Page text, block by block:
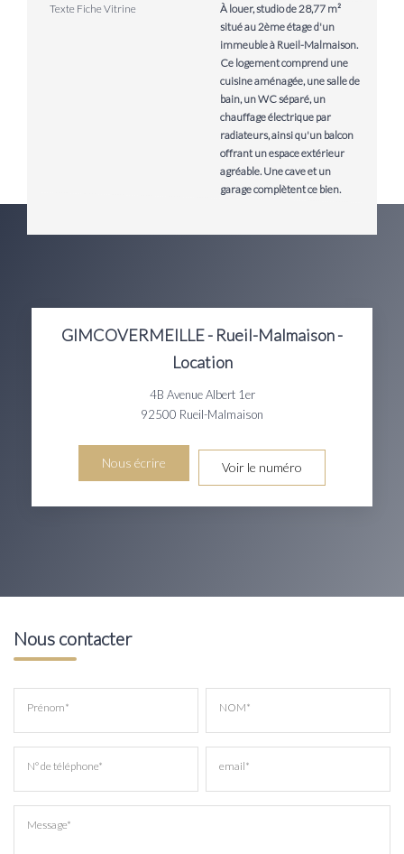
Texte Fiche Vitrine
À louer, studio de 28,77 m²
situé au 2ème étage d'un
immeuble à Rueil-Malmaison.
Ce logement comprend une
cuisine aménagée, une salle de
bain, un WC séparé, un
chauffage électrique par
radiateurs, ainsi qu'un balcon
offrant un espace extérieur
agréable. Une cave et un
garage complètent ce bien.
GIMCOVERMEILLE - Rueil-Malmaison -
Location
4B Avenue Albert 1er
92500 Rueil-Malmaison
Nous écrire Voir le numéro
Nous contacter
Prénom* NOM*
N° de téléphone* email*
Message*